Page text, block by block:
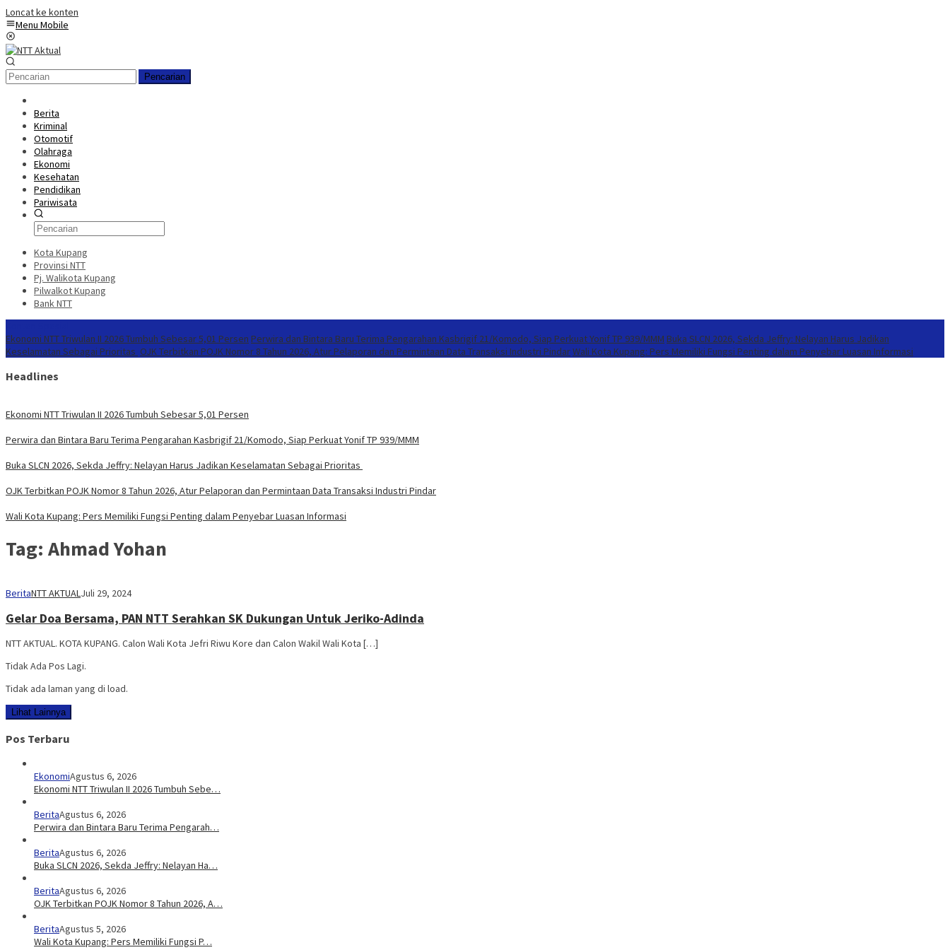
Loncat ke konten
Menu Mobile
Pencarian
Berita
Kriminal
Otomotif
Olahraga
Ekonomi
Kesehatan
Pendidikan
Pariwisata
Kota Kupang
Provinsi NTT
Pj. Walikota Kupang
Pilwalkot Kupang
Bank NTT
Ekonomi NTT Triwulan II 2026 Tumbuh Sebesar 5,01 Persen Perwira dan Bintara Baru Terima Pengarahan Kasbrigif 21/Komodo, Siap Perkuat Yonif TP 939/MMM Buka SLCN 2026, Sekda Jeffry: Nelayan Harus Jadikan
Keselamatan Sebagai Prioritas OJK Terbitkan POJK Nomor 8 Tahun 2026, Atur Pelaporan dan Permintaan Data Transaksi Industri PindarWali Kota Kupang: Pers Memiliki Fungsi Penting dalam Penyebar Luasan Informasi
Headlines
Ekonomi NTT Triwulan II 2026 Tumbuh Sebesar 5,01 Persen
Perwira dan Bintara Baru Terima Pengarahan Kasbrigif 21/Komodo, Siap Perkuat Yonif TP 939/MMM
Buka SLCN 2026, Sekda Jeffry: Nelayan Harus Jadikan Keselamatan Sebagai Prioritas
OJK Terbitkan POJK Nomor 8 Tahun 2026, Atur Pelaporan dan Permintaan Data Transaksi Industri Pindar
Wali Kota Kupang: Pers Memiliki Fungsi Penting dalam Penyebar Luasan Informasi
Tag: Ahmad Yohan
BeritaNTT AKTUALJuli 29, 2024
Gelar Doa Bersama, PAN NTT Serahkan SK Dukungan Untuk Jeriko-Adinda
NTT AKTUAL. KOTA KUPANG. Calon Wali Kota Jefri Riwu Kore dan Calon Wakil Wali Kota […]
Tidak Ada Pos Lagi.
Tidak ada laman yang di load.
Lihat Lainnya
Pos Terbaru
EkonomiAgustus 6, 2026
Ekonomi NTT Triwulan II 2026 Tumbuh Sebe…
BeritaAgustus 6, 2026
Perwira dan Bintara Baru Terima Pengarah…
BeritaAgustus 6, 2026
Buka SLCN 2026, Sekda Jeffry: Nelayan Ha…
BeritaAgustus 6, 2026
OJK Terbitkan POJK Nomor 8 Tahun 2026, A…
BeritaAgustus 5, 2026
Wali Kota Kupang: Pers Memiliki Fungsi P…